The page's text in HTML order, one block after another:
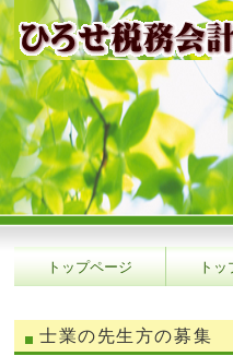
士業の先生方の募集
トップページ トッ